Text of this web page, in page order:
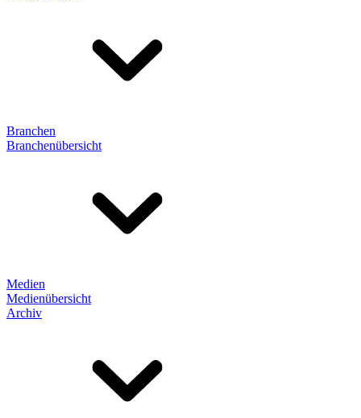
Branchen
Branchenübersicht
Medien
Medienübersicht
Archiv